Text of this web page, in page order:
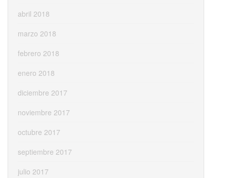
abril 2018
marzo 2018
febrero 2018
enero 2018
diciembre 2017
noviembre 2017
octubre 2017
septiembre 2017
julio 2017